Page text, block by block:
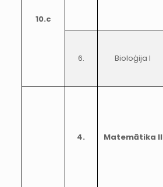
10.c
6. Bioloģija I
4. Matemātika II